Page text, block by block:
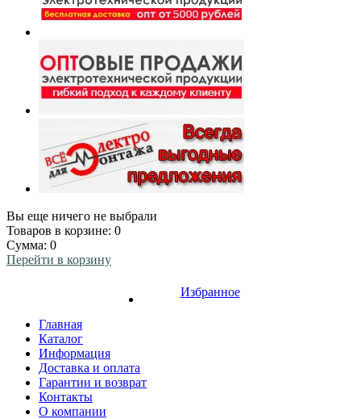
Вы еще ничего не выбрали
Товаров в корзине: 0
Сумма: 0
Перейти в корзину
Избранное
Главная
Каталог
Информация
Доставка и оплата
Гарантии и возврат
Контакты
О компании